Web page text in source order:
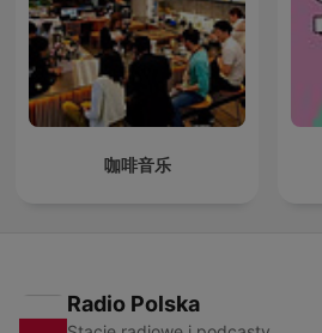
咖啡音乐
Radio Polska